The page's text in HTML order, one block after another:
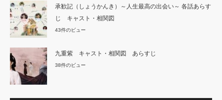
承歓記（しょうかんき）～人生最高の出会い～ 各話あらす
じ キャスト・相関図
43件のビュー
九重紫 キャスト・相関図 あらすじ
38件のビュー